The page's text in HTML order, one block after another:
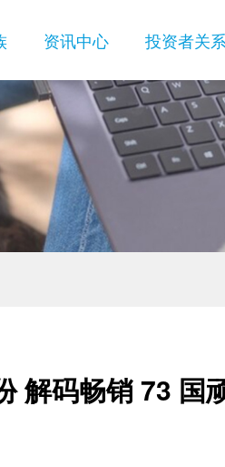
资讯中心 投资者关系
研发中心 生产基地 发展历程
西兰ZEAL真致
情况 投资者保护
解码畅销 73 国